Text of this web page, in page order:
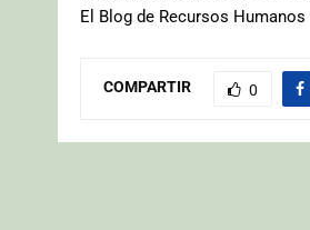
El Blog de Recursos Humanos
COMPARTIR 0